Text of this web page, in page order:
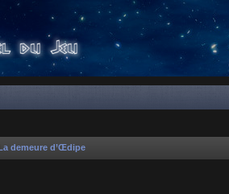
demeure d’Œdipe